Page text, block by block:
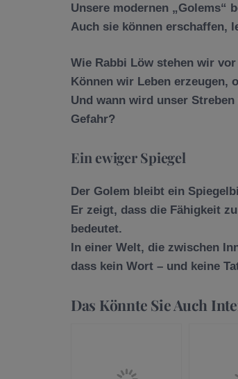
Unsere modernen „Golems“
Auch sie können erschaffen,
Wie Rabbi Löw stehen wir vor
Können wir Leben erzeugen,
Und wann wird unser
Gefahr?
Ein ewiger Spiegel
Der Golem bleibt ein
Er zeigt, dass die Fähigkeit
bedeutet.
In einer Welt, die zwischen
dass kein Wort – und keine
Das Könnte Sie Auch